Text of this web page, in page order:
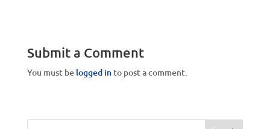
Submit a Comment
You must be logged into post a comment.